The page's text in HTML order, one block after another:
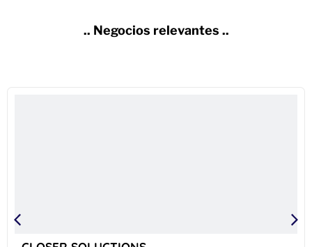
.. Negocios relevantes ..